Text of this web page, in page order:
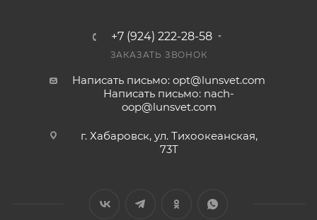
+7 (924) 222-28-58
ЗАКАЗАТЬ ЗВОНОК
Написать письмо: opt@lunsvet.com
Написать письмо: nach-
oop@lunsvet.com
г. Хабаровск, ул. Тихоокеанская,
73Т